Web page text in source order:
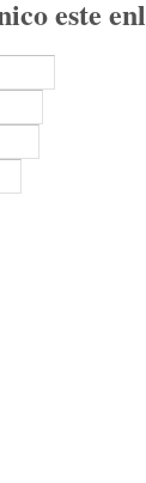
este